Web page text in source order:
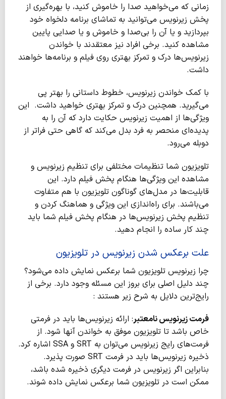
زمانی که می‌خواهید صدا را خاموش کنید، با بهره‌گیری از
پخش زیرنویس می‌توانید به تماشای برنامه دلخواه خود
بپردازید و یا آن را بی‌صدا و خاموش و یا صدایی پایین
مشاهده کنید. برخی افراد نیز معتقدند با خواندن
زیرنویس‌ها درک و تمرکز بهتری روی فیلم و برنامه‌ها خواهند
داشت.
با کمک خواندن زیرنویس، خطوط داستانی را بهتر پی‌
می‌گیرید. همچنین درک و تمرکز بهتری خواهید داشت. این
ویژگی‌ها از اهمیت زیرنویس حکایت دارد که آن را به
پدیده‌ای منحصر به فرد بدل می‌کند که گاهی حتی فراتر از
دوبله می‌رود.
تلویزیون شما تنظیمات مختلفی برای تنظیم زیرنویس و
مشاهده این ویژگی‌ها هنگام پخش فیلم دارد. این
قابلیت‌ها در مدل‌های گوناگون تلویزیون با هم متفاوت
می‌باشند. برای راه‌اندازی این ویژگی و هماهنگ کردن و
تنظیم پخش زیرنویس‌ها در هنگام پخش فیلم شما باید
چند کار ساده را انجام دهید.
علت برعکس شدن زیرنویس در تلویزیون
چرا زیرنویس تلویزیون شما برعکس نمایش داده می‌شود؟
چند دلیل اصلی برای بروز این مسئله وجود دارد. برخی از
رایج‌ترین دلایل به شرح زیر هستند :
فرمت زیرنویس نامعتبر: ارائه زیرنویس‌ها باید در فرمتی
خاص باشد تا تلویزیون موفق به خواندن آنها شود. از
فرمت‌های رایج زیرنویس می‌توان به SRT و SSA اشاره کرد.
ذخیره زیرنویس‌ها باید در فرمت SRT صورت پذیرد.
بنابراین اگر زیرنویس در فرمت دیگری ذخیره شده باشد،
ممکن است در تلویزیون شما برعکس نمایش داده شوند.